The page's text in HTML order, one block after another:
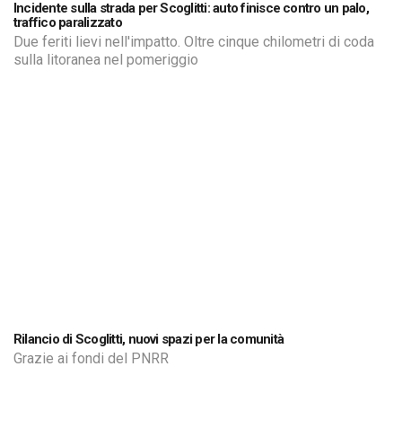
Incidente sulla strada per Scoglitti: auto finisce contro un palo,
traffico paralizzato
Due feriti lievi nell'impatto. Oltre cinque chilometri di coda
sulla litoranea nel pomeriggio
Rilancio di Scoglitti, nuovi spazi per la comunità
Grazie ai fondi del PNRR